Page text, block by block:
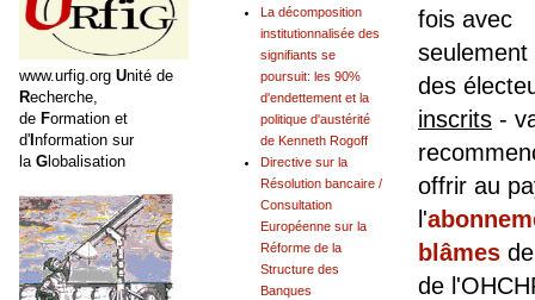
fois avec
seulement
des
inscrits -
offrir au
l'
blâmes
de
La décomposition
institutionnalisée des
signifiants se
poursuit: les 90%
d'endettement et la
politique d'austérité
de Kenneth Rogoff
Directive sur la
Résolution bancaire /
Consultation
Européenne sur la
Réforme de la
Structure des
Banques
www.urfig.org Unité de
Recherche,
de Formation et
d'Information sur
la Globalisation